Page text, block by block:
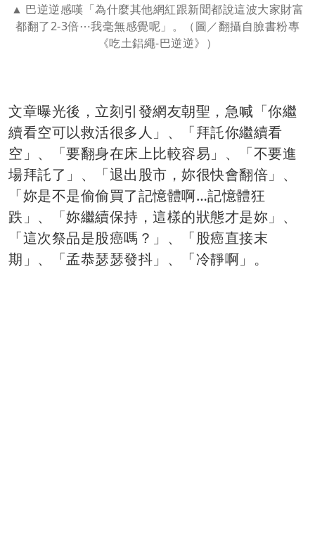
巴逆逆感嘆「為什麼其他網紅跟新聞都說這波大家財富
都翻了2-3倍⋯我毫無感覺呢」。（圖／翻攝自臉書粉專
《吃土鋁繩-巴逆逆》）
文章曝光後，立刻引發網友朝聖，急喊「你繼
續看空可以救活很多人」、「拜託你繼續看
空」、「要翻身在床上比較容易」、「不要進
場拜託了」、「退出股市，妳很快會翻倍」、
「妳是不是偷偷買了記憶體啊…記憶體狂
跌」、「妳繼續保持，這樣的狀態才是妳」、
「這次祭品是股癌嗎？」、「股癌直接末
期」、「孟恭瑟瑟發抖」、「冷靜啊」。